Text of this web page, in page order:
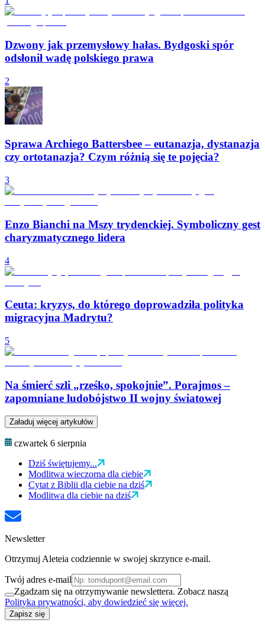
Dzwony jak przemysłowy hałas. Bydgoski spór
odsłonił wadę polskiego prawa
2
Sprawa Archiego Battersbee – eutanazja, dystanazja
czy ortotanazja? Czym różnią się te pojęcia?
3
Enzo Bianchi na Mszy trydenckiej. Symboliczny gest
charyzmatycznego lidera
4
Ceuta: kryzys, do którego doprowadziła polityka
migracyjna Madrytu?
5
Na śmierć szli „rześko, spokojnie”. Porajmos –
zapomniane ludobójstwo II wojny światowej
Załaduj więcej artykułów
czwartek 6 sierpnia
Dziś świętujemy...
Modlitwa wieczorna dla ciebie
Cytat z Biblii dla ciebie na dziś
Modlitwa dla ciebie na dziś
Newsletter
Otrzymuj Aleteia codziennie w swojej skrzynce e-mail.
Twój adres e-mail
Zgadzam się na otrzymywanie newslettera. Zobacz naszą
Polityka prywatności, aby dowiedzieć się więcej.
Zapisz się